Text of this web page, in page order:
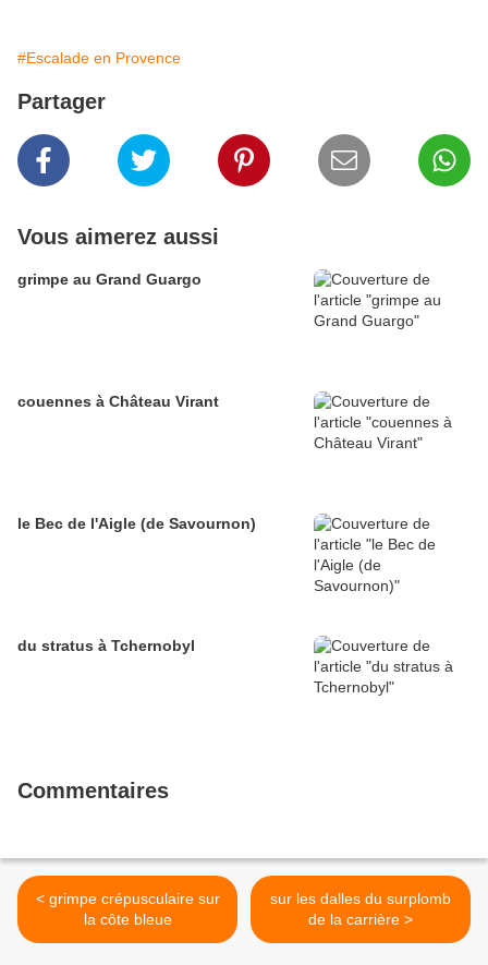
#Escalade en Provence
Partager
Vous aimerez aussi
grimpe au Grand Guargo
couennes à Château Virant
le Bec de l'Aigle (de Savournon)
du stratus à Tchernobyl
Commentaires
< grimpe crépusculaire sur
la côte bleue
sur les dalles du surplomb
de la carrière >